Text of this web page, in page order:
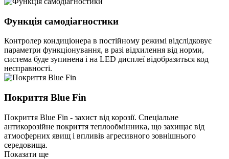
Функція самодіагностики
Контролер кондиціонера в постійному режимі відслідковує
параметри функціонування, в разі відхилення від норми,
система буде зупинена і на LED дисплеї відобразиться код
несправності.
Покриття Blue Fin
Покриття Blue Fin - захист від корозії. Спеціальне
антикорозійне покриття теплообмінника, що захищає від
атмосферних явищ і впливів агресивного зовнішнього
середовища.
Показати ще